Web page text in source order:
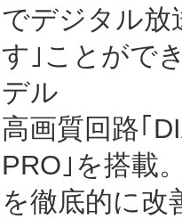
でデジタル放
す｣ことがで
デル
高画質回路｢
PRO｣を搭載
を徹底的に改